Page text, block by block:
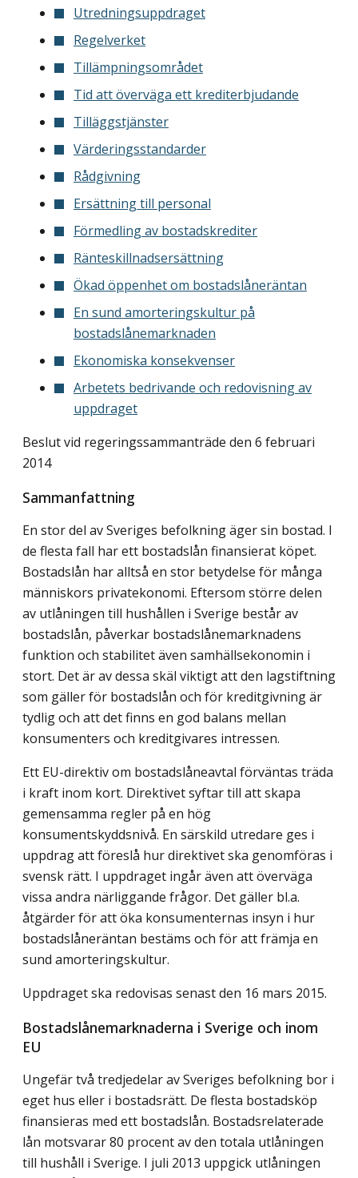
Utredningsuppdraget
Regelverket
Tillämpningsområdet
Tid att överväga ett krediterbjudande
Tilläggstjänster
Värderingsstandarder
Rådgivning
Ersättning till personal
Förmedling av bostadskrediter
Ränteskillnadsersättning
Ökad öppenhet om bostadslåneräntan
En sund amorteringskultur på
bostadslånemarknaden
Ekonomiska konsekvenser
Arbetets bedrivande och redovisning av
uppdraget
Beslut vid regeringssammanträde den 6 februari
2014
Sammanfattning
En stor del av Sveriges befolkning äger sin bostad. I
de flesta fall har ett bostadslån finansierat köpet.
Bostadslån har alltså en stor betydelse för många
människors privatekonomi. Eftersom större delen
av utlåningen till hushållen i Sverige består av
bostadslån, påverkar bostadslånemarknadens
funktion och stabilitet även samhällsekonomin i
stort. Det är av dessa skäl viktigt att den lagstiftning
som gäller för bostadslån och för kreditgivning är
tydlig och att det finns en god balans mellan
konsumenters och kreditgivares intressen.
Ett EU-direktiv om bostadslåneavtal förväntas träda
i kraft inom kort. Direktivet syftar till att skapa
gemensamma regler på en hög
konsumentskyddsnivå. En särskild utredare ges i
uppdrag att föreslå hur direktivet ska genomföras i
svensk rätt. I uppdraget ingår även att överväga
vissa andra närliggande frågor. Det gäller bl.a.
åtgärder för att öka konsumenternas insyn i hur
bostadslåneräntan bestäms och för att främja en
sund amorteringskultur.
Uppdraget ska redovisas senast den 16 mars 2015.
Bostadslånemarknaderna i Sverige och inom
EU
Ungefär två tredjedelar av Sveriges befolkning bor i
eget hus eller i bostadsrätt. De flesta bostadsköp
finansieras med ett bostadslån. Bostadsrelaterade
lån motsvarar 80 procent av den totala utlåningen
till hushåll i Sverige. I juli 2013 uppgick utlåningen